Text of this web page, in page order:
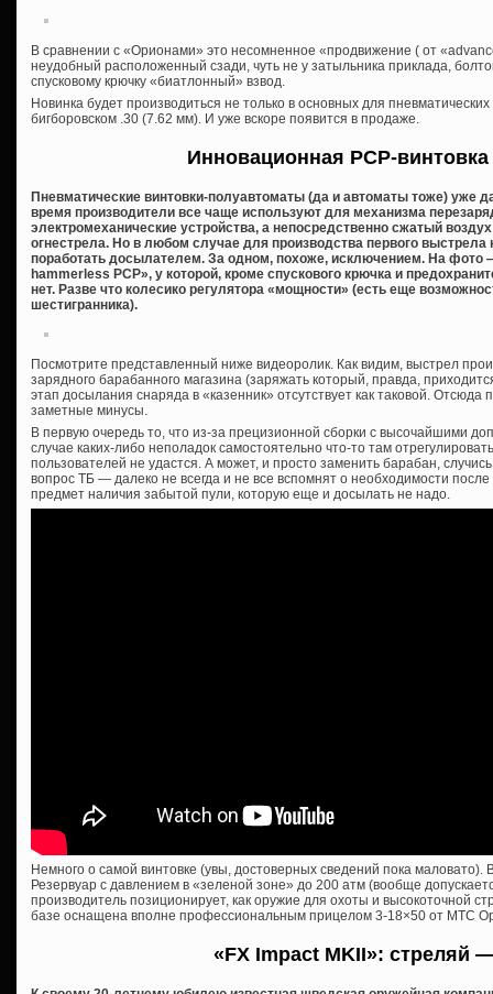
В сравнении с «Орионами» это несомненное «продвижение ( от
неудобный расположенный сзади, чуть не у затыльника приклада,
спусковому крючку «биатлонный» взвод.
Новинка будет производиться не только в основных для
бигборовском .30 (7.62 мм). И уже вскоре появится в продаже.
Инновационная PCP-винтовка
Пневматические винтовки-полуавтоматы (да и автоматы тоже) уже
время производители все чаще используют для механизма
электромеханические устройства, а непосредственно сжатый
огнестрела. Но в любом случае для производства первого выстрела
поработать досылателем. За одном, похоже, исключением. На фото
hammerless PCP», у которой, кроме спускового крючка и
нет. Разве что колесико регулятора «мощности» (есть еще
шестигранника).
Посмотрите представленный ниже видеоролик. Как видим, выстрел
зарядного барабанного магазина (заряжать который, правда,
этап досылания снаряда в «казенник» отсутствует как таковой.
заметные минусы.
В первую очередь то, что из-за прецизионной сборки с высочайшими
случае каких-либо неполадок самостоятельно что-то там
пользователей не удастся. А может, и просто заменить барабан,
вопрос ТБ — далеко не всегда и не все вспомнят о необходимости
предмет наличия забытой пули, которую еще и досылать не надо.
Немного о самой винтовке (увы, достоверных сведений пока маловато).
Резервуар с давлением в «зеленой зоне» до 200 атм (вообще
производитель позиционирует, как оружие для охоты и высокоточной
базе оснащена вполне профессиональным прицелом 3-18×50 от MTC
«FX Impact MKII»: стреляй